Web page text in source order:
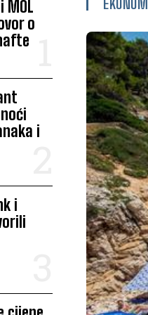
o
i
i